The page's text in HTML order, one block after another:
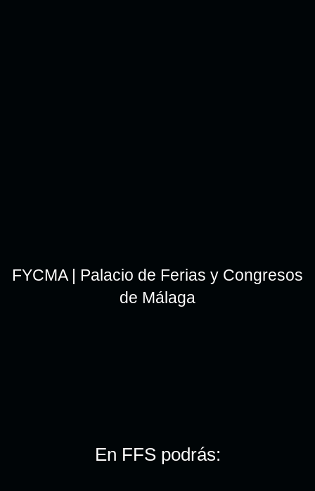
FYCMA | Palacio de Ferias y Congresos
de Málaga
En FFS podrás: